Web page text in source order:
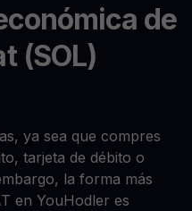
de
(SOL)
ya sea que compres
tarjeta de débito o
la forma más
en YouHodler es